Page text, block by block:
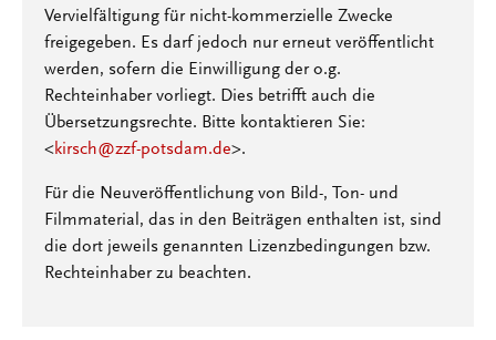
Vervielfältigung für nicht-kommerzielle Zwecke
freigegeben. Es darf jedoch nur erneut veröffentlicht
werden, sofern die Einwilligung der o.g.
Rechteinhaber vorliegt. Dies betrifft auch die
Übersetzungsrechte. Bitte kontaktieren Sie:
<kirsch@zzf-potsdam.de>.
Für die Neuveröffentlichung von Bild-, Ton- und
Filmmaterial, das in den Beiträgen enthalten ist, sind
die dort jeweils genannten Lizenzbedingungen bzw.
Rechteinhaber zu beachten.